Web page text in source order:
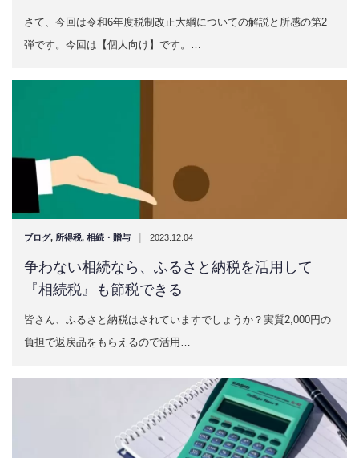
さて、今回は令和6年度税制改正大綱についての解説と所感の第2
弾です。今回は【個人向け】です。…
ブログ, 所得税, 相続・贈与 | 2023.12.04
争わない相続なら、ふるさと納税を活用して
『相続税』も節税できる
皆さん、ふるさと納税はされていますでしょうか？実質2,000円の
負担で返戻品をもらえるので活用…